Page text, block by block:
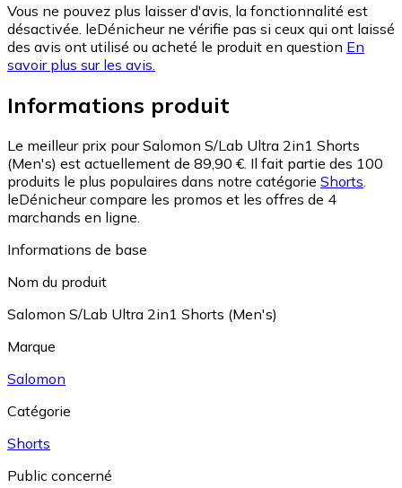
Vous ne pouvez plus laisser d'avis, la fonctionnalité est
désactivée. leDénicheur ne vérifie pas si ceux qui ont laissé
des avis ont utilisé ou acheté le produit en question En
savoir plus sur les avis.
Informations produit
Le meilleur prix pour Salomon S/Lab Ultra 2in1 Shorts
(Men's) est actuellement de 89,90 €. Il fait partie des 100
produits le plus populaires dans notre catégorie Shorts
leDénicheur compare les promos et les offres de 4
marchands en ligne.
Informations de base
Nom du produit
Salomon S/Lab Ultra 2in1 Shorts (Men's)
Marque
Salomon
Catégorie
Shorts
Public concerné